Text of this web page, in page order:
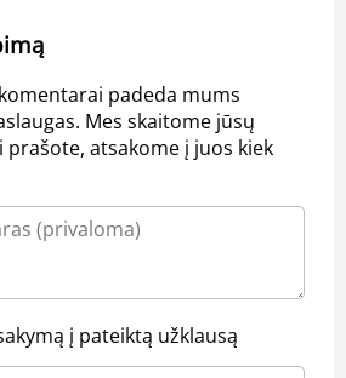
padeda mums
Mes skaitome jūsų
atsakome į juos kiek
į pateiktą užklausą